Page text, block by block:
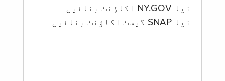
نیا NY.GOV اکاؤنٹ بنائیں
نیا SNAP گیسٹ اکاؤنٹ بنائیں